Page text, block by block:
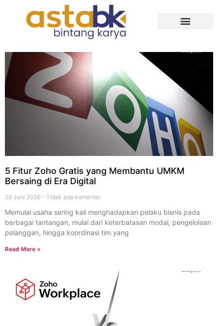
5 Fitur Zoho Gratis yang Membantu UMKM
Bersaing di Era Digital
29 Juni 2026 Tidak ada komentar
Memulai usaha sering kali menghadapkan pelaku bisnis pada
berbagai tantangan, mulai dari keterbatasan modal, pengelolaan
pelanggan, hingga koordinasi tim yang
Read More »